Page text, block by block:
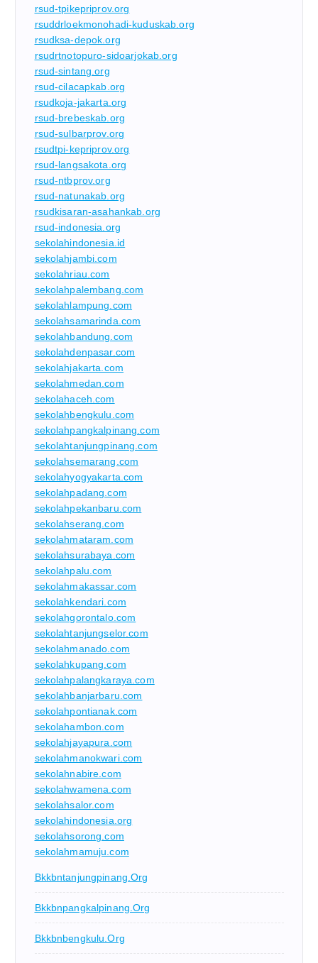
rsud-tpikepriprov.org
rsuddrloekmonohadi-kuduskab.org
rsudksa-depok.org
rsudrtnotopuro-sidoarjokab.org
rsud-sintang.org
rsud-cilacapkab.org
rsudkoja-jakarta.org
rsud-brebeskab.org
rsud-sulbarprov.org
rsudtpi-kepriprov.org
rsud-langsakota.org
rsud-ntbprov.org
rsud-natunakab.org
rsudkisaran-asahankab.org
rsud-indonesia.org
sekolahindonesia.id
sekolahjambi.com
sekolahriau.com
sekolahpalembang.com
sekolahlampung.com
sekolahsamarinda.com
sekolahbandung.com
sekolahdenpasar.com
sekolahjakarta.com
sekolahmedan.com
sekolahaceh.com
sekolahbengkulu.com
sekolahpangkalpinang.com
sekolahtanjungpinang.com
sekolahsemarang.com
sekolahyogyakarta.com
sekolahpadang.com
sekolahpekanbaru.com
sekolahserang.com
sekolahmataram.com
sekolahsurabaya.com
sekolahpalu.com
sekolahmakassar.com
sekolahkendari.com
sekolahgorontalo.com
sekolahtanjungselor.com
sekolahmanado.com
sekolahkupang.com
sekolahpalangkaraya.com
sekolahbanjarbaru.com
sekolahpontianak.com
sekolahambon.com
sekolahjayapura.com
sekolahmanokwari.com
sekolahnabire.com
sekolahwamena.com
sekolahsalor.com
sekolahindonesia.org
sekolahsorong.com
sekolahmamuju.com
Bkkbntanjungpinang.org
Bkkbnpangkalpinang.org
Bkkbnbengkulu.org